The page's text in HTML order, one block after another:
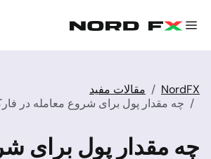
NordFX
مقالات مفید
چه مقدار پول برای شروع معامله در
چه مقدار پول برای